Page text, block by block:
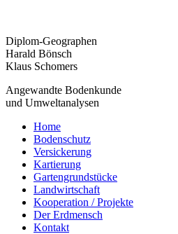
Diplom-Geographen
Harald Bönsch
Klaus Schomers
Angewandte Bodenkunde
und Umweltanalysen
Home
Bodenschutz
Versickerung
Kartierung
Gartengrundstücke
Landwirtschaft
Kooperation / Projekte
Der Erdmensch
Kontakt